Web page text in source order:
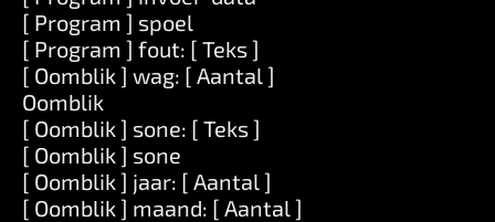
[ Program ] spoel
[ Program ] fout: [ Teks ]
[ Oomblik ] wag: [ Aantal ]
Oomblik
[ Oomblik ] sone: [ Teks ]
[ Oomblik ] sone
[ Oomblik ] jaar: [ Aantal ]
[ Oomblik ] maand: [ Aantal ]